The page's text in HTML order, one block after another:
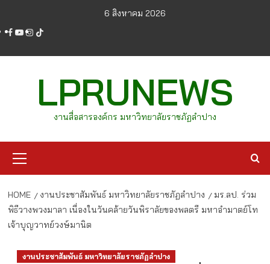
content
6 สิงหาคม 2026
facebook
youtube
instagram
tiktok
LPRUNEWS
งานสื่อสารองค์กร มหาวิทยาลัยราชภัฏลำปาง
Menu
HOME งานประชาสัมพันธ์ มหาวิทยาลัยราชภัฏลำปาง
มร.ลป. ร่วม
พิธีวางพวงมาลา เนื่องในวันคล้ายวันพิราลัยของพลตรี มหาอำมาตย์โท
เจ้าบุญวาทย์วงษ์มานิต
งานประชาสัมพันธ์ มหาวิทยาลัยราชภัฏลำปาง